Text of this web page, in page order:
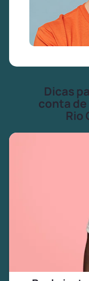
Dicas
conta de
Rio